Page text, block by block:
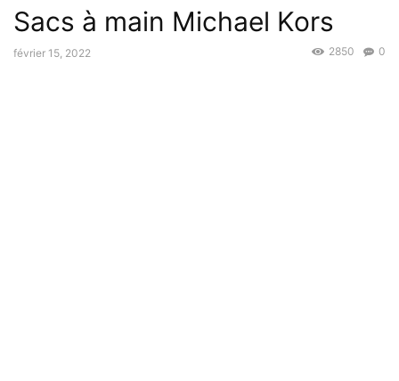
Sacs à main Michael Kors
février 15, 2022 0
2850